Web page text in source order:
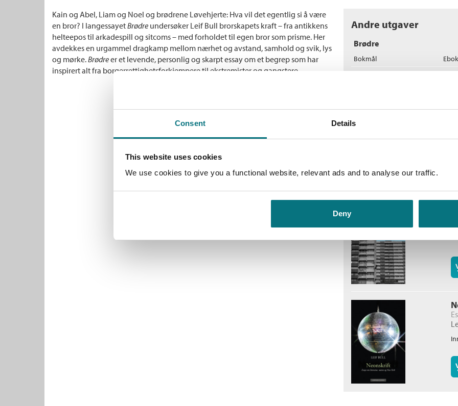
Consent Details
This website uses cookies
We use cookies to give you a functional website, relevant ads and to analyse our traffic.
Deny
Kain og Abel, Liam og Noel og brødrene Løvehjerte: Hva vil det egentlig si å være
en bror? I langessayetBrødre undersøker Leif Bull brorskapets kraft – fra antikkens
helteepos til arkadespill og sitcoms – med forholdet til egen bror som prisme. Her
avdekkes en urgammel dragkamp mellom nærhet og avstand, samhold og svik, lys
og mørke.Brødreer et levende, personlig og skarpt essay om et begrep som har
inspirert alt fra borgerrettighetsforkjempere til ekstremister og gangstere.
Andre utgaver
Brødre
Bokmål Ebok